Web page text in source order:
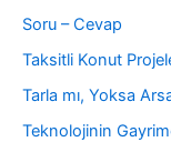
Soru – Cevap
Taksitli Konut
Tarla mı, Yoksa
Teknolojinin